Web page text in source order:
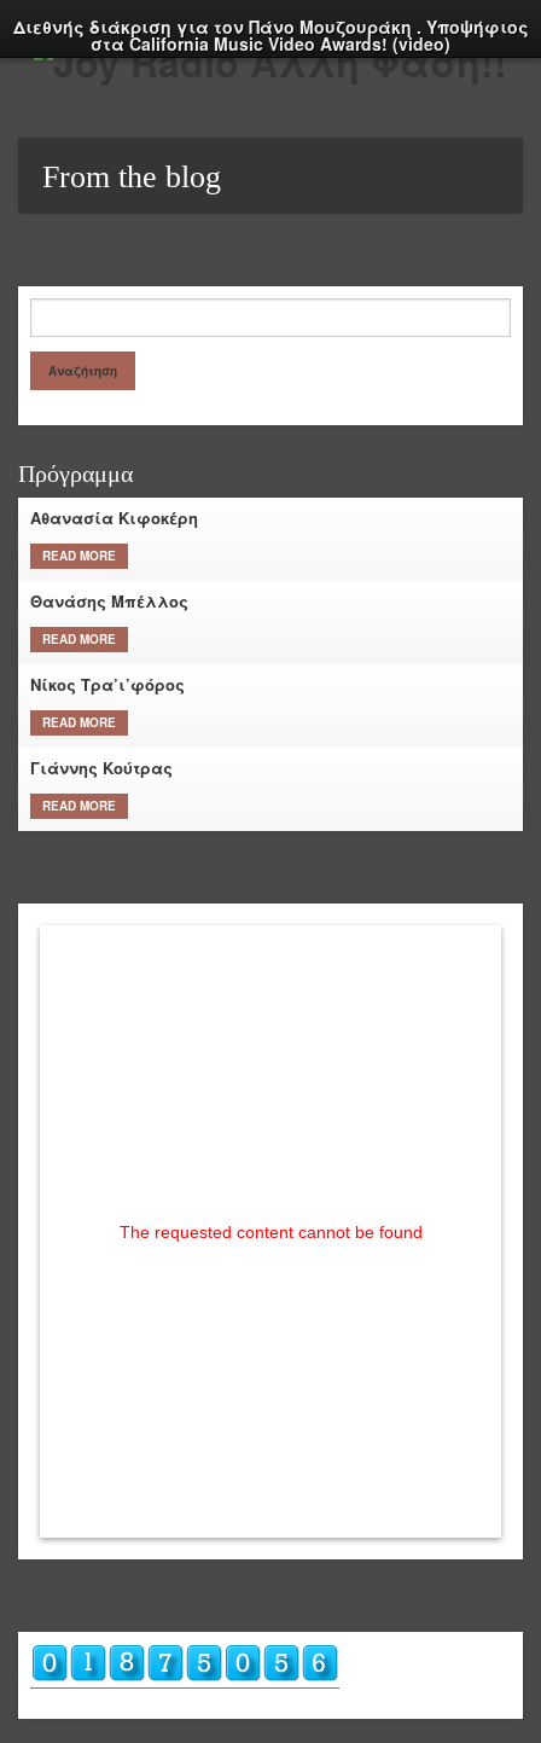
Διεθνής διάκριση για τον Πάνο Μουζουράκη . Υποψήφιος
στα California Music Video Awards! (video)
From the blog
Πρόγραμμα
Αθανασία Κιφοκέρη
READ MORE
Θανάσης Μπέλλος
READ MORE
Νίκος Τρα’ι’φόρος
READ MORE
Γιάννης Κούτρας
READ MORE
The requested content cannot be found